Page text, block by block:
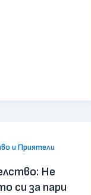
и Приятели
Не
си за пари